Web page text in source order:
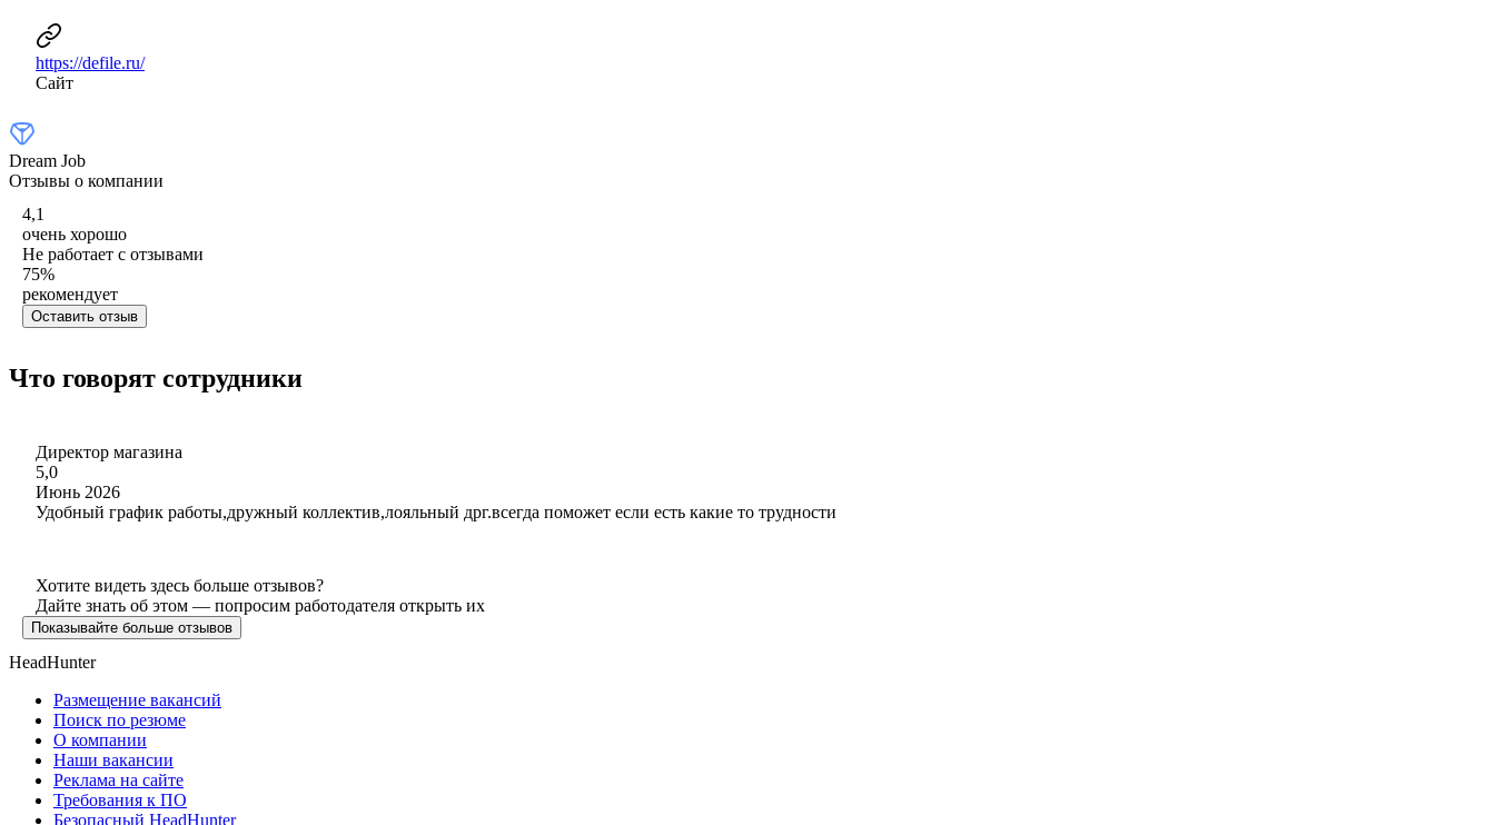
https://defile.ru/
Сайт
Dream Job
Отзывы о компании
4,1
очень хорошо
Не работает с отзывами
75%
рекомендует
Оставить отзыв
Что говорят сотрудники
Директор магазина
5,0
Июнь 2026
Удобный график работы,дружный коллектив,лояльный дрг.всегда поможет если есть какие то трудности
Хотите видеть здесь больше отзывов?
Дайте знать об этом — попросим работодателя открыть их
Показывайте больше отзывов
HeadHunter
Размещение вакансий
Поиск по резюме
О компании
Наши вакансии
Реклама на сайте
Требования к ПО
Безопасный HeadHunter